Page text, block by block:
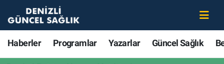
Haberler Programlar Yazarlar Güncel Sağlık
Haberler
Merkezefendi Nöbetçi Eczaneler